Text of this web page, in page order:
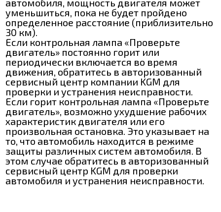
уменьшиться, пока не будет пройдено
определенное расстояние (приблизительно
30 км).
Если контрольная лампа «Проверьте
двигатель» постоянно горит или
периодически включается во время
движения, обратитесь в авторизованный
сервисный центр компании KGM для
проверки и устранения неисправности.
Если горит контрольная лампа «Проверьте
двигатель», возможно ухудшение рабочих
характеристик двигателя или его
произвольная остановка. Это указывает на
то, что автомобиль находится в режиме
защиты различных систем автомобиля. В
этом случае обратитесь в авторизованный
сервисный центр KGM для проверки
автомобиля и устранения неисправности.